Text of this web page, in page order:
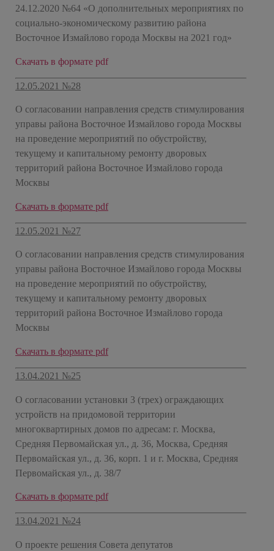
24.12.2020 №64 «О дополнительных мероприятиях по
социально-экономическому развитию района
Восточное Измайлово города Москвы на 2021 год»
Скачать в формате pdf
12.05.2021 №28
О согласовании направления средств стимулирования
управы района Восточное Измайлово города Москвы
на проведение мероприятий по обустройству,
текущему и капитальному ремонту дворовых
территорий района Восточное Измайлово города
Москвы
Скачать в формате pdf
12.05.2021 №27
О согласовании направления средств стимулирования
управы района Восточное Измайлово города Москвы
на проведение мероприятий по обустройству,
текущему и капитальному ремонту дворовых
территорий района Восточное Измайлово города
Москвы
Скачать в формате pdf
13.04.2021 №25
О согласовании установки 3 (трех) ограждающих
устройств на придомовой территории
многоквартирных домов по адресам: г. Москва,
Средняя Первомайская ул., д. 36, Москва, Средняя
Первомайская ул., д. 36, корп. 1 и г. Москва, Средняя
Первомайская ул., д. 38/7
Скачать в формате pdf
13.04.2021 №24
О проекте решения Совета депутатов